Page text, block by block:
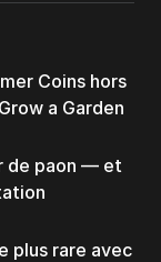
Coins hors
a Garden
de paon — et
plus rare avec